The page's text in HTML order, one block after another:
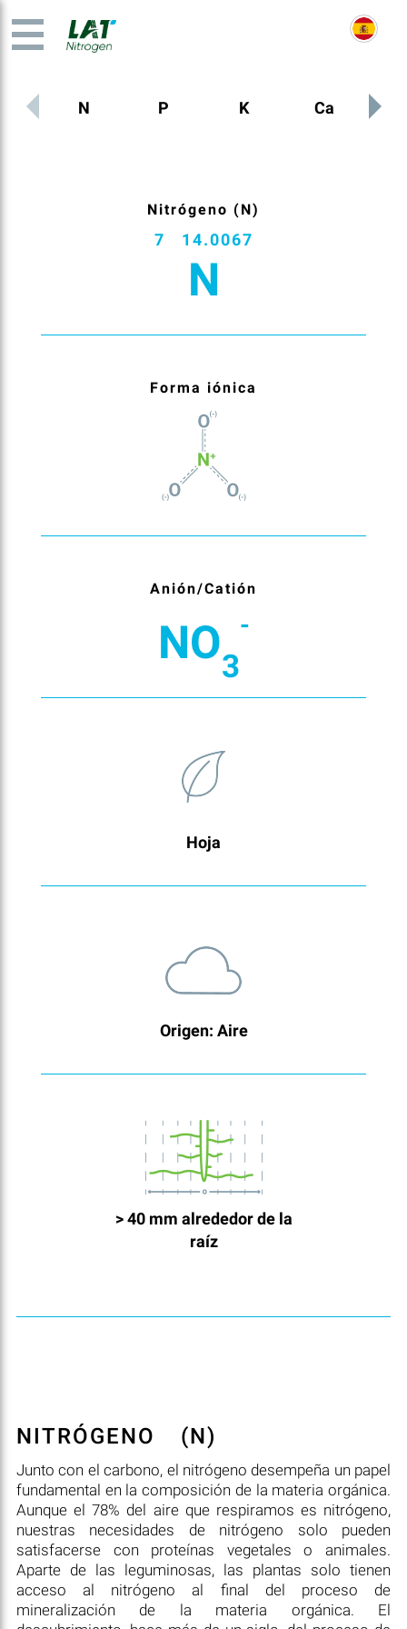
N P K Ca
Nitrógeno (N)
7 14.0067
N
Forma iónica
Anión/Catión
NO3
-
Hoja
Origen: Aire
> 40 mm alrededor de la
raíz
NITRÓGENO (N)
Junto con el carbono, el nitrógeno desempeña un papel
fundamental en la composición de la materia orgánica.
Aunque el 78% del aire que respiramos es nitrógeno,
nuestras necesidades de nitrógeno solo pueden
satisfacerse con proteínas vegetales o animales.
Aparte de las leguminosas, las plantas solo tienen
acceso al nitrógeno al final del proceso de
mineralización de la materia orgánica. El